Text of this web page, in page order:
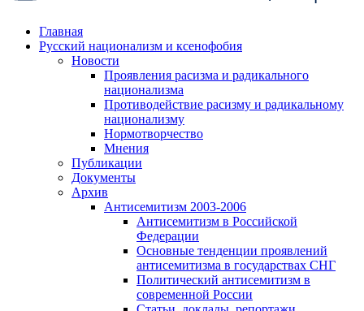
Главная
Русский национализм и ксенофобия
Новости
Проявления расизма и радикального
национализма
Противодействие расизму и радикальному
национализму
Нормотворчество
Мнения
Публикации
Документы
Архив
Антисемитизм 2003-2006
Антисемитизм в Российской
Федерации
Основные тенденции проявлений
антисемитизма в государствах СНГ
Политический антисемитизм в
современной России